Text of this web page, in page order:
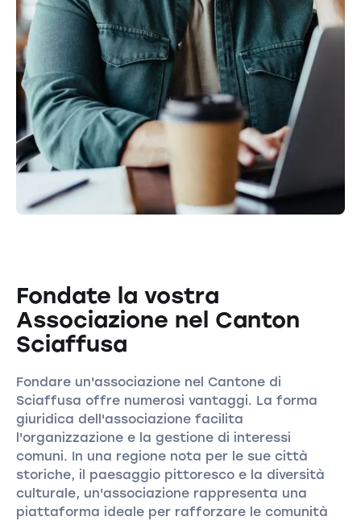
Fondate la vostra
Associazione nel Canton
Sciaffusa
Fondare un'associazione nel Cantone di
Sciaffusa offre numerosi vantaggi. La forma
giuridica dell'associazione facilita
l'organizzazione e la gestione di interessi
comuni. In una regione nota per le sue città
storiche, il paesaggio pittoresco e la diversità
culturale, un'associazione rappresenta una
piattaforma ideale per rafforzare le comunità